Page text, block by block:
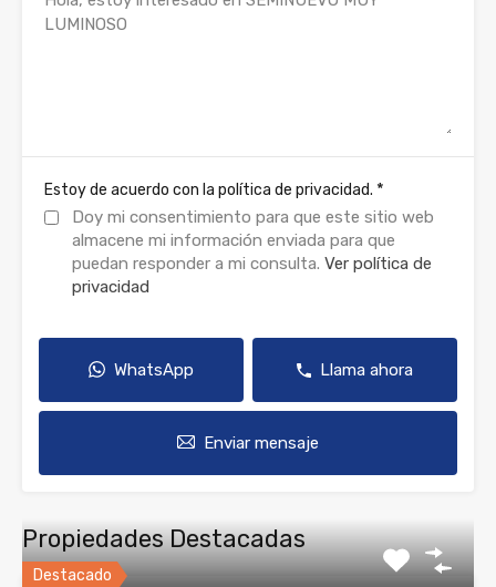
Estoy de acuerdo con la política de privacidad. *
Doy mi consentimiento para que este sitio web
almacene mi información enviada para que
puedan responder a mi consulta. Ver política de
privacidad
WhatsApp Llama ahora
Enviar mensaje
Propiedades Destacadas
Destacado